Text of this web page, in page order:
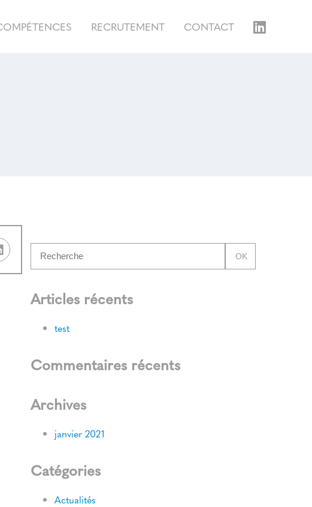
RECRUTEMENT CONTACT
OK
Articles récents
test
Commentaires récents
Archives
janvier 2021
Catégories
Actualités